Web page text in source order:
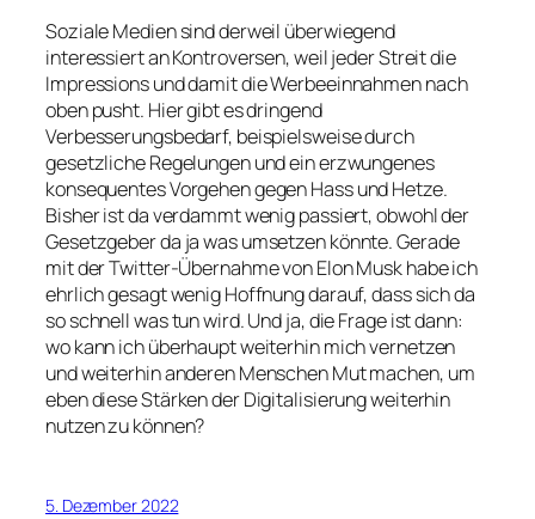
Soziale Medien sind derweil überwiegend
interessiert an Kontroversen, weil jeder Streit die
Impressions und damit die Werbeeinnahmen nach
oben pusht. Hier gibt es dringend
Verbesserungsbedarf, beispielsweise durch
gesetzliche Regelungen und ein erzwungenes
konsequentes Vorgehen gegen Hass und Hetze.
Bisher ist da verdammt wenig passiert, obwohl der
Gesetzgeber da ja was umsetzen könnte. Gerade
mit der Twitter-Übernahme von Elon Musk habe ich
ehrlich gesagt wenig Hoffnung darauf, dass sich da
so schnell was tun wird. Und ja, die Frage ist dann:
wo kann ich überhaupt weiterhin mich vernetzen
und weiterhin anderen Menschen Mut machen, um
eben diese Stärken der Digitalisierung weiterhin
nutzen zu können?
5. Dezember 2022